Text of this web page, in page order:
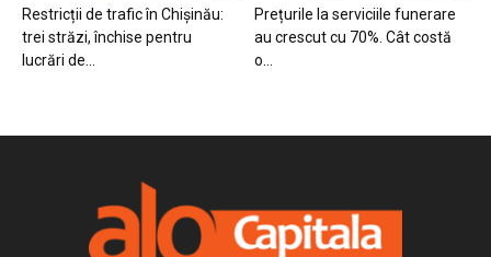
Restricții de trafic în Chișinău:
trei străzi, închise pentru
lucrări de...
Prețurile la serviciile funerare
au crescut cu 70%. Cât costă
o...